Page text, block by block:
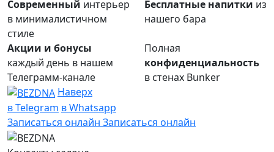
Современный интерьер
в минималистичном
стиле
Бесплатные напитки из
нашего бара
Акции и бонусы
каждый день в нашем
Телеграмм-канале
Полная
конфиденциальность
в стенах Bunker
Наверх
в Telegram в Whatsapp
Записаться онлайн Записаться онлайн